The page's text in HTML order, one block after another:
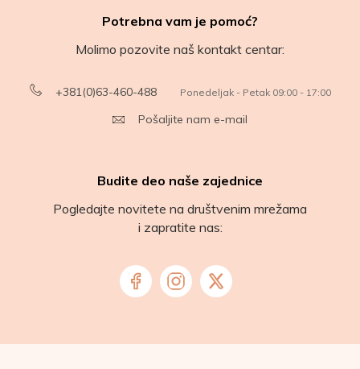
Potrebna vam je pomoć?
Molimo pozovite naš kontakt centar:
+381(0)63-460-488 Ponedeljak - Petak 09:00 - 17:00
Pošaljite nam e-mail
Budite deo naše zajednice
Pogledajte novitete na društvenim mrežama
i zapratite nas: